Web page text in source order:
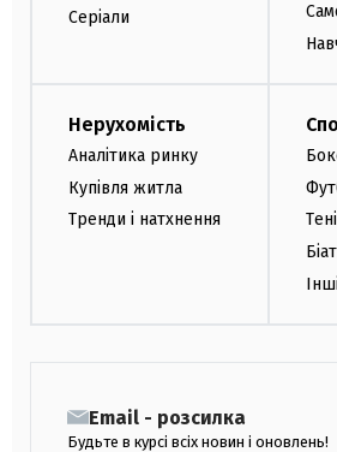
Серіали
Нерухомість
Аналітика ринку
Купівля житла
Тренди і натхнення
Email - розсилка
Будьте в курсі всіх новин і оновлень!